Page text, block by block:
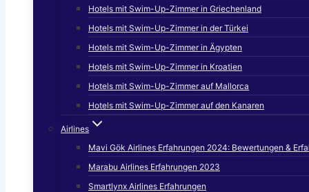
Hotels mit Swim-Up-Zimmer in Griechenland
Hotels mit Swim-Up-Zimmer in der Türkei
Hotels mit Swim-Up-Zimmer in Ägypten
Hotels mit Swim-Up-Zimmer in Kroatien
Hotels mit Swim-Up-Zimmer auf Mallorca
Hotels mit Swim-Up-Zimmer auf den Kanaren
Airlines
Mavi Gök Airlines Erfahrungen 2024: Bewertungen &
Marabu Airlines Erfahrungen 2023
Smartlynx Airlines Erfahrungen